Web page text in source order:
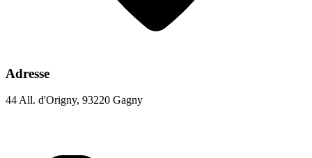
Adresse
44 All. d'Origny, 93220 Gagny